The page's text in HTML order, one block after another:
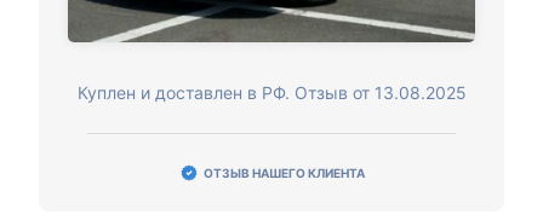
Куплен и доставлен в РФ. Отзыв от 13.08.2025
ОТЗЫВ НАШЕГО КЛИЕНТА